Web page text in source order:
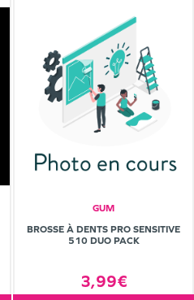
GUM
BROSSE À DENTS PRO SENSITIVE
510 DUO PACK
3,99€